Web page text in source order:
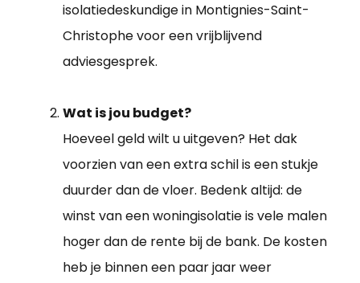
isolatiedeskundige in Montignies-Saint-
Christophe voor een vrijblijvend
adviesgesprek.
Wat is jou budget?
Hoeveel geld wilt u uitgeven? Het dak
voorzien van een extra schil is een stukje
duurder dan de vloer. Bedenk altijd: de
winst van een woningisolatie is vele malen
hoger dan de rente bij de bank. De kosten
heb je binnen een paar jaar weer